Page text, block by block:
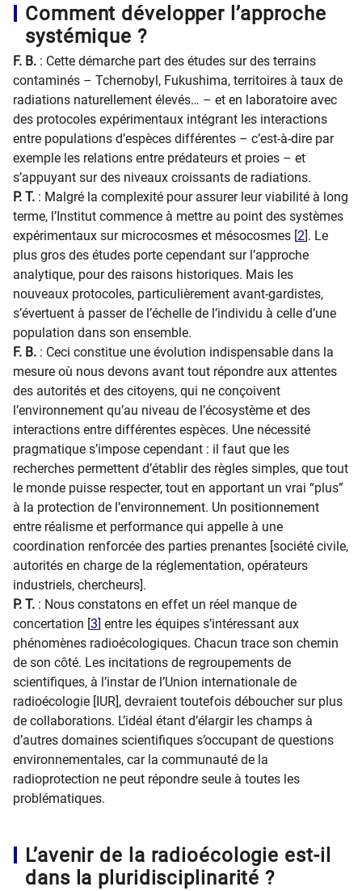
Comment développer l’approche
systémique ?
F. B. : Cette démarche part des études sur des terrains
contaminés – Tchernobyl, Fukushima, territoires à taux de
radiations naturellement élevés… – et en laboratoire avec
des protocoles expérimentaux intégrant les interactions
entre populations d’espèces différentes – c’est-à-dire par
exemple les relations entre prédateurs et proies – et
s’appuyant sur des niveaux croissants de radiations.
P. T. : Malgré la complexité pour assurer leur viabilité à long
terme, l’Institut commence à mettre au point des systèmes
expérimentaux sur microcosmes et mésocosmes [2]. Le
plus gros des études porte cependant sur l’approche
analytique, pour des raisons historiques. Mais les
nouveaux protocoles, particulièrement avant-gardistes,
s’évertuent à passer de l’échelle de l’individu à celle d’une
population dans son ensemble.
F. B. : Ceci constitue une évolution indispensable dans la
mesure où nous devons avant tout répondre aux attentes
des autorités et des citoyens, qui ne conçoivent
l’environnement qu’au niveau de l’écosystème et des
interactions entre différentes espèces. Une nécessité
pragmatique s’impose cependant : il faut que les
recherches permettent d’établir des règles simples, que tout
le monde puisse respecter, tout en apportant un vrai “plus”
à la protection de l’environnement. Un positionnement
entre réalisme et performance qui appelle à une
coordination renforcée des parties prenantes [société civile,
autorités en charge de la réglementation, opérateurs
industriels, chercheurs].
P. T. : Nous constatons en effet un réel manque de
concertation [3] entre les équipes s’intéressant aux
phénomènes radioécologiques. Chacun trace son chemin
de son côté. Les incitations de regroupements de
scientifiques, à l’instar de l’Union internationale de
radioécologie [IUR], devraient toutefois déboucher sur plus
de collaborations. L’idéal étant d’élargir les champs à
d’autres domaines scientifiques s’occupant de questions
environnementales, car la communauté de la
radioprotection ne peut répondre seule à toutes les
problématiques.
L’avenir de la radioécologie est-il
dans la pluridisciplinarité ?